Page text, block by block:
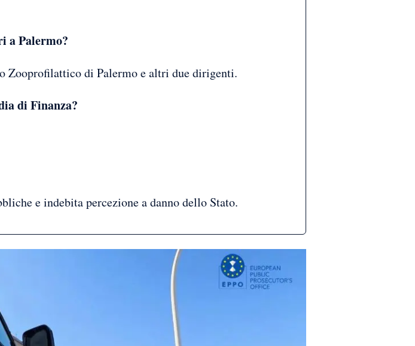
a Palermo?
Zooprofilattico di Palermo e altri due dirigenti.
di Finanza?
e indebita percezione a danno dello Stato.